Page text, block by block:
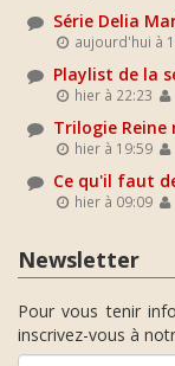
Série Delia
aujourd'hui à
Playlist de la
hier à 22:23
Trilogie Reine
hier à 19:59
Ce qu'il faut
hier à 09:09
Newsletter
Pour vous tenir
inscrivez-vous à